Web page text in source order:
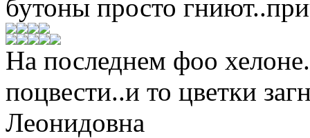
бутоны просто
На последнем фоо
поцвести..и то цветки
Леонидовна